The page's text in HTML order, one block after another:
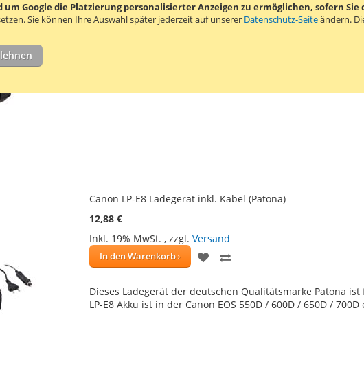
Google die Platzierung personalisierter Anzeigen zu ermöglichen, sofern Sie
Sie können Ihre Auswahl später jederzeit auf unserer Datenschutz-Seiteändern.
Inkl. 19% MwSt., zzgl.Versand
Canon LP-E8 Ladegerät inkl. Kabel (Patona)
12,88 €
Inkl. 19% MwSt. , zzgl. Versand
In den Warenkorb
ZUR
HINZUFÜGEN
HINZUFÜGEN
Dieses Ladegerät der deutschen Qualitätsmarke Patona
LP-E8 Akku ist in der Canon EOS 550D / 600D / 650D /